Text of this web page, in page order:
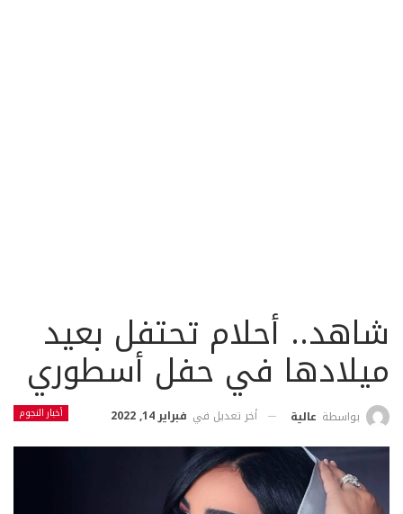
شاهد.. أحلام تحتفل بعيد
ميلادها في حفل أسطوري
أخبار النجوم بواسطة عالية أخر تعديل في فبراير 14, 2022